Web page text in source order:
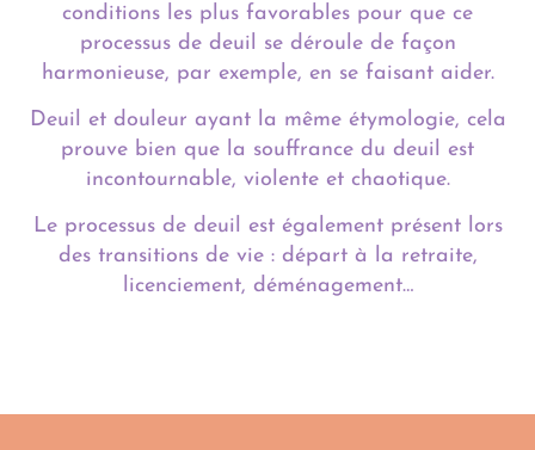
conditions les plus favorables pour que ce
processus de deuil se déroule de façon
harmonieuse, par exemple, en se faisant aider.
Deuil et douleur ayant la même étymologie, cela
prouve bien que la souffrance du deuil est
incontournable, violente et chaotique.
Le processus de deuil est également présent lors
des transitions de vie : départ à la retraite,
licenciement, déménagement…